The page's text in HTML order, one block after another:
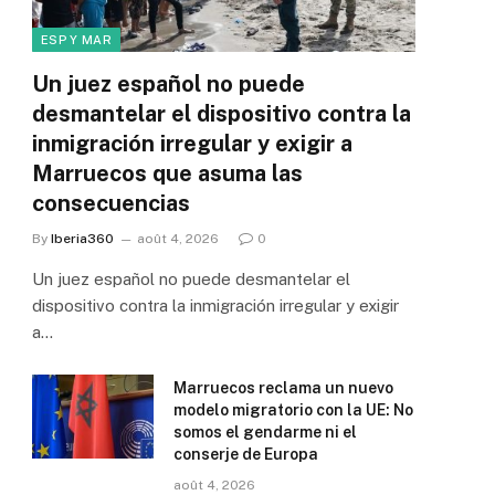
ESP Y MAR
Un juez español no puede
desmantelar el dispositivo contra la
inmigración irregular y exigir a
Marruecos que asuma las
consecuencias
By Iberia360 août 4, 2026 0
Un juez español no puede desmantelar el
dispositivo contra la inmigración irregular y exigir
a…
Marruecos reclama un nuevo
modelo migratorio con la UE: No
somos el gendarme ni el
conserje de Europa
août 4, 2026